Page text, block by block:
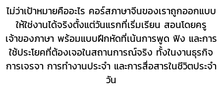
ไม่ว่าเป้าหมายคืออะไร คอร์สภาษาจีนของเราถูกออกแบบ
ให้ใช่งานได้จริงตั้งแต่วันแรกที่เริ่มเรียน สอนโดยครู
เจ้าของภาษา พร้อมแบบฝึกหัดที่เน้นการพูด ฟัง และการ
ใช้ประโยคที่ต้องเจอในสถานการณ์จริง ทั้งในงานธุรกิจ
การเจรจา การทำงานประจำ และการสื่อสารในชีวิตประจำ
วัน